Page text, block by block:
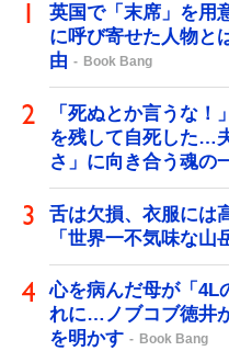
英国で「末席」を用
に呼び寄せた人物
由
Book Bang
「死ぬとか言うな
を残して自死した…
さ」に向き合う魂の
舌は欠損、衣服には
「世界一不気味な山
心を病んだ母が「4L
れに…ノブコブ徳井
を明かす
Book Bang